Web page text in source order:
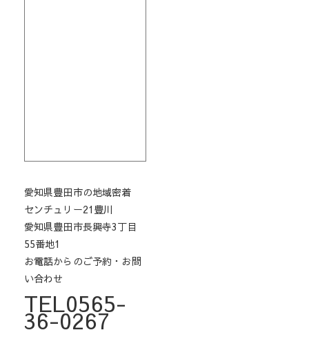
愛知県豊田市の地域密着
センチュリー21豊川
愛知県豊田市長興寺3丁目
55番地1
お電話からのご予約・お問
い合わせ
TEL0565-
36-0267